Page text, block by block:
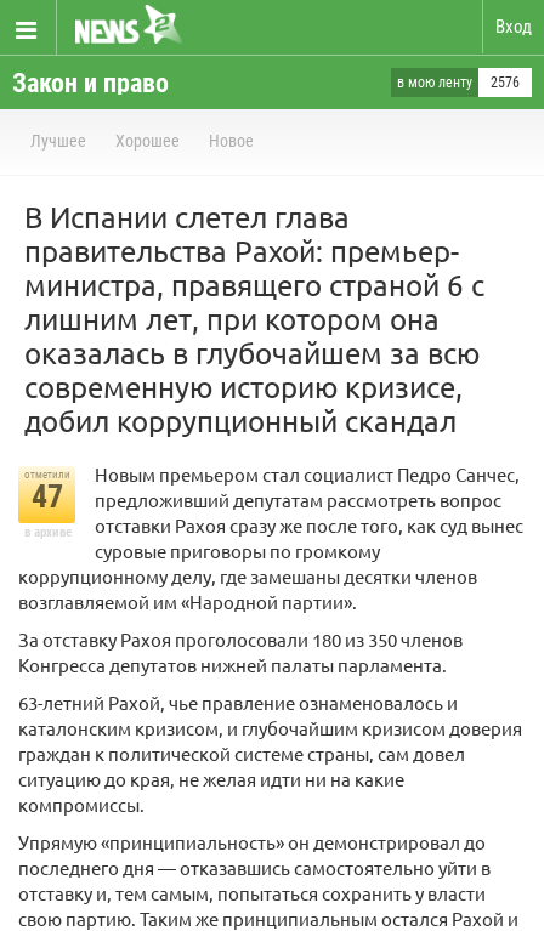
Вход
Закон и право в мою ленту 2576
Лучшее Хорошее Новое
В Испании слетел глава
правительства Рахой: премьер-
министра, правящего страной 6 с
лишним лет, при котором она
оказалась в глубочайшем за всю
современную историю кризисе,
добил коррупционный скандал
отметили
47
в архиве
Новым премьером стал социалист Педро Санчес,
предложивший депутатам рассмотреть вопрос
отставки Рахоя сразу же после того, как суд вынес
суровые приговоры по громкому
коррупционному делу, где замешаны десятки членов
возглавляемой им «Народной партии».
За отставку Рахоя проголосовали 180 из 350 членов
Конгресса депутатов нижней палаты парламента.
63-летний Рахой, чье правление ознаменовалось и
каталонским кризисом, и глубочайшим кризисом доверия
граждан к политической системе страны, сам довел
ситуацию до края, не желая идти ни на какие
компромиссы.
Упрямую «принципиальность» он демонстрировал до
последнего дня — отказавшись самостоятельно уйти в
отставку и, тем самым, попытаться сохранить у власти
свою партию. Таким же принципиальным остался Рахой и